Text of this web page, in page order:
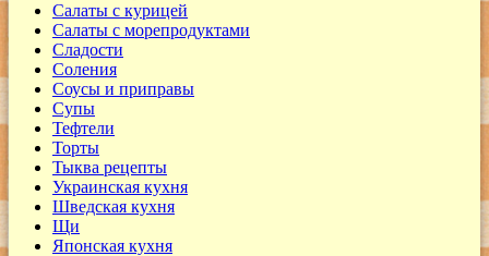
Салаты с курицей
Салаты с морепродуктами
Сладости
Соления
Соусы и приправы
Супы
Тефтели
Торты
Тыква рецепты
Украинская кухня
Шведская кухня
Щи
Японская кухня